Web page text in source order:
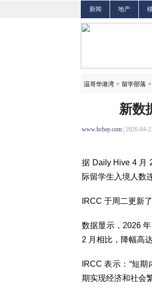
新闻 地产
温哥华港湾 > 留学部落 >
新数
www.bcbay.com | 2026-04-
据 Daily Hive 4 月
际留学生入境人数
IRCC 于周二更新
数据显示，2026
2 月相比，降幅高达
IRCC 表示：“短
期实现经济和社会